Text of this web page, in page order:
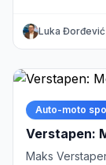
Luka Đorđević
Auto-moto
Verstapen:
Maks